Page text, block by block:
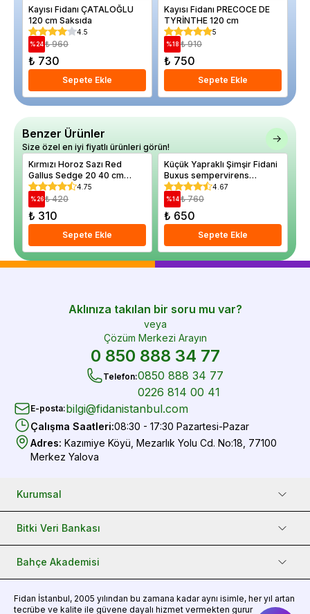
Kayısı Fidanı ÇATALOĞLU
120 cm Saksıda
4.5
%24 ₺ 960
₺ 730
Sepete Ekle
Kayısı Fidanı PRECOCE DE
TYRİNTHE 120 cm
5
%18 ₺ 910
₺ 750
Sepete Ekle
Benzer Ürünler
Size özel en iyi fiyatlı ürünleri görün!
Kırmızı Horoz Sazı Red
Gallus Sedge 20 40 cm
Saksıda
4.75
%26 ₺ 420
₺ 310
Sepete Ekle
Küçük Yapraklı Şimşir Fidani
Buxus sempervirens
Suffruticosa 20 40 cm
4.67
%14 ₺ 760
₺ 650
Sepete Ekle
Aklınıza takılan bir soru mu var?
veya
Çözüm Merkezi Arayın
0 850 888 34 77
Telefon:0850 888 34 77
0226 814 00 41
E-posta:bilgi@fidanistanbul.com
Çalışma Saatleri:08:30 - 17:30 Pazartesi-Pazar
Adres: Kazımiye Köyü, Mezarlık Yolu Cd. No:18, 77100
Merkez Yalova
Kurumsal
Bitki Veri Bankası
Bahçe Akademisi
Fidan İstanbul, 2005 yılından bu zamana kadar aynı isimle, her yıl artan
tecrübe ve kalite ile güvene dayalı hizmet vermekten gurur